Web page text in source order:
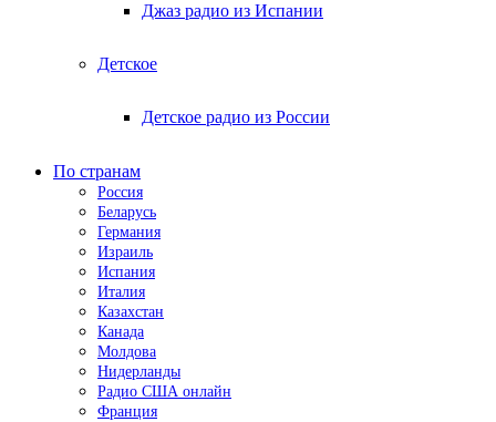
Джаз радио из Испании
Детское
Детское радио из России
По странам
Россия
Беларусь
Германия
Израиль
Испания
Италия
Казахстан
Канада
Молдова
Нидерланды
Радио США онлайн
Франция